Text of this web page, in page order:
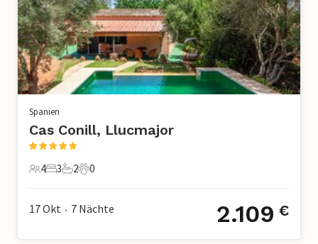
Spanien
Cas Conill, Llucmajor
4 Gäste
4
3 Schlafzimmer
3
2 Badezimmer
2
0 Haustiere
0
17 Okt • 7 Nächte 2.109 €